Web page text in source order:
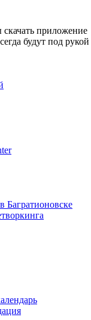
приложение
будут под рукой
Багратионовске